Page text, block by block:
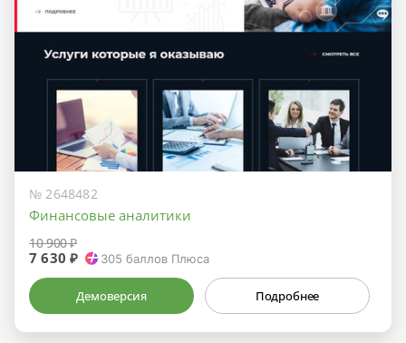
№ 2648482
Финансовые аналитики
10 900 ₽
7 630 ₽ 305 баллов Плюса
Демоверсия Подробнее